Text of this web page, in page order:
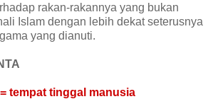
rakan-rakannya yang bukan
Islam dengan lebih dekat seterusnya
yang dianuti.
tempat tinggal manusia